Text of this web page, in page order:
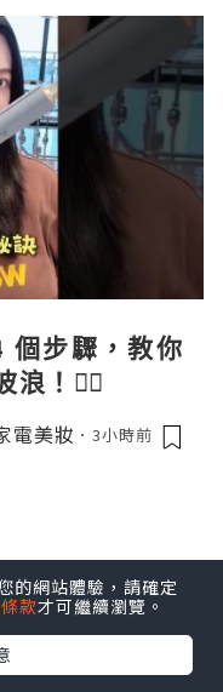
個步驟，教你
浪！💇‍♀️
電美妝 3小時前
網站體驗，請確定
款才可繼續瀏覽。